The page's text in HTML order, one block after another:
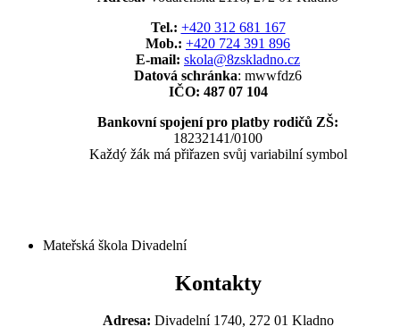
Tel.: +420 312 681 167
Mob.: +420 724 391 896
E-mail: skola@8zskladno.cz
Datová schránka: mwwfdz6
IČO: 487 07 104
Bankovní spojení pro platby rodičů ZŠ:
18232141/0100
Každý žák má přiřazen svůj variabilní symbol
Mateřská škola Divadelní
Kontakty
Adresa: Divadelní 1740, 272 01 Kladno